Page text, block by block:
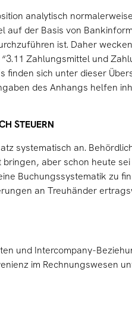
analytisch
auf der Basis von
ist. Daher
Zahlungsmittel und
finden sich unter dieser
des Anhangs helfen
STEUERN
systematisch an.
aber schon heute
Buchungssystematik zu
an Treuhänder
und Intercompany-
im Rechnungswesen